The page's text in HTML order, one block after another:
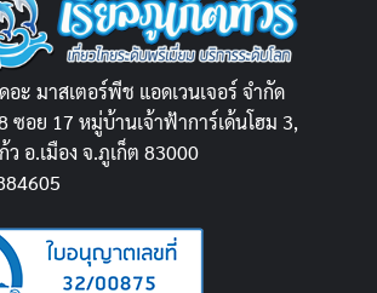
อะ มาสเตอร์พีช แอดเวนเจอร์ จำกัด
ซอย 17 หมู่บ้านเจ้าฟ้าการ์เด้นโฮม 3,
ว อ.เมือง จ.ภูเก็ต 83000